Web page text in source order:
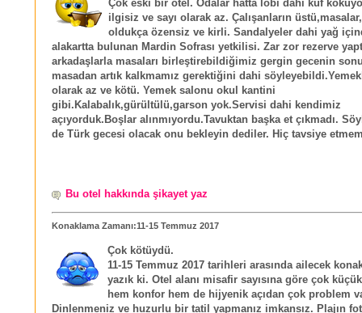
Çok eski bir otel. Odalar hatta lobi dahi küf
ilgisiz ve sayı olarak az. Çalışanların
oldukça özensiz ve kirli. Sandalyeler dahi yağ
alakartta bulunan Mardin Sofrası yetkilisi. Zar zor rezerve
arkadaşlarla masaları birleştirebildiğimiz gergin gecenin
masadan artık kalkmamız gerektiğini dahi
olarak az ve kötü. Yemek salonu okul kantini
gibi.Kalabalık,gürültülü,garson yok.Servisi dahi kendimiz
açıyorduk.Boşlar alınmıyordu.Tavuktan başka et çıkmadı.
de Türk gecesi olacak onu bekleyin dediler. Hiç tavsiye
Bu otel hakkında şikayet yaz
Konaklama Zamanı:11-15 Temmuz 2017
Çok kötüydü.
11-15 Temmuz 2017 tarihleri arasında ailecek
yazık ki. Otel alanı misafir sayısına göre çok
hem konfor hem de hijyenik açıdan çok problem
Dinlenmeniz ve huzurlu bir tatil yapmanız imkansız. Plajın